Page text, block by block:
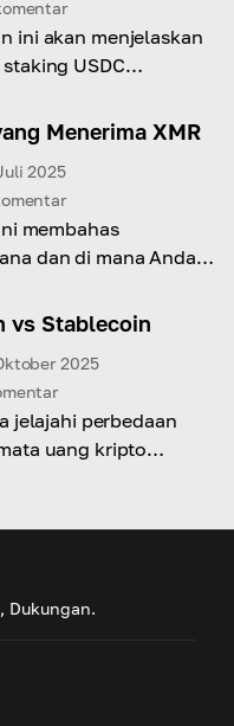
ini akan menjelaskan
USDC
Menerima XMR
2025
membahas
dan di mana Anda
**Top 20
metode pembayaran.
vs Stablecoin
2025
jelajahi perbedaan
uang kripto
seperti altcoin.
Dukungan.